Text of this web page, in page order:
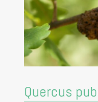
Quercus